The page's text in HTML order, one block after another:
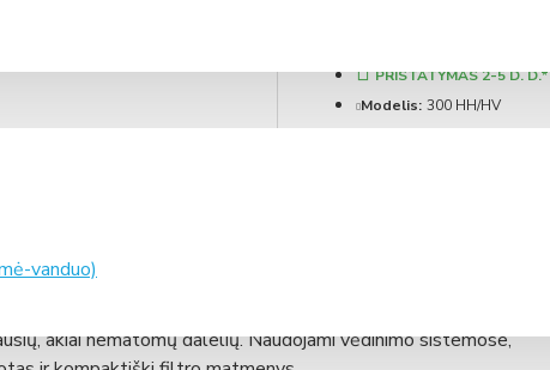
PRISTATYMAS 2-5 D. D.*
Modelis: 300 HH/HV
C su kartoniniu rėmeliu. Pritaikymas - vėdinimo ir oro
akiai nematomų dalelių. Naudojami vėdinimo sistemose,